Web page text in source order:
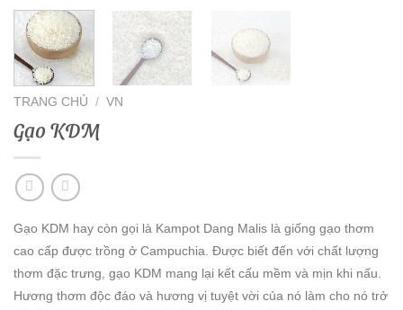
TRANG CHỦ / VN
Gạo KDM
Gạo KDM hay còn gọi là Kampot Dang Malis là giống gạo thơm
cao cấp được trồng ở Campuchia. Được biết đến với chất lượng
thơm đặc trưng, ​​gạo KDM mang lại kết cấu mềm và mịn khi nấu.
Hương thơm độc đáo và hương vị tuyệt vời của nó làm cho nó trở